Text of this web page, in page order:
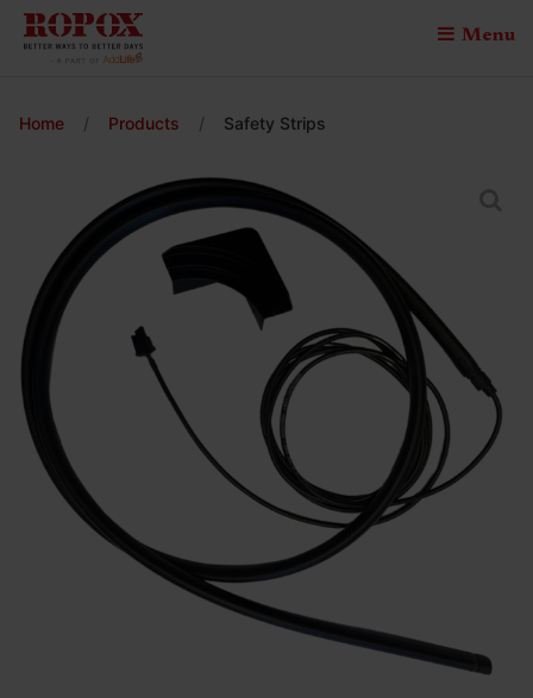
Menu
Home / Products / Safety Strips